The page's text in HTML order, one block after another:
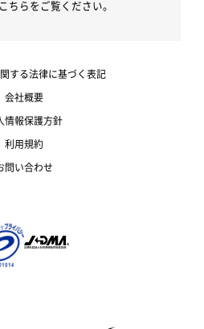
ちらをご覧ください。
する法律に基づく表記
会社概要
情報保護方針
利用規約
問い合わせ